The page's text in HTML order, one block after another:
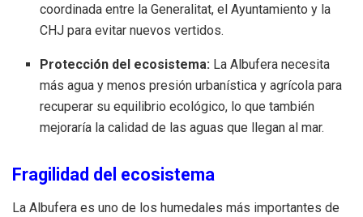
coordinada entre la Generalitat, el Ayuntamiento y la
CHJ para evitar nuevos vertidos.
Protección del ecosistema: La Albufera necesita
más agua y menos presión urbanística y agrícola para
recuperar su equilibrio ecológico, lo que también
mejoraría la calidad de las aguas que llegan al mar.
Fragilidad del ecosistema
La Albufera es uno de los humedales más importantes de